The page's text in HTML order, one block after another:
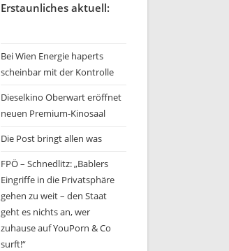
Erstaunliches aktuell:
Bei Wien Energie haperts
scheinbar mit der Kontrolle
Dieselkino Oberwart eröffnet
neuen Premium-Kinosaal
Die Post bringt allen was
FPÖ – Schnedlitz: „Bablers
Eingriffe in die Privatsphäre
gehen zu weit – den Staat
geht es nichts an, wer
zuhause auf YouPorn & Co
surft!“